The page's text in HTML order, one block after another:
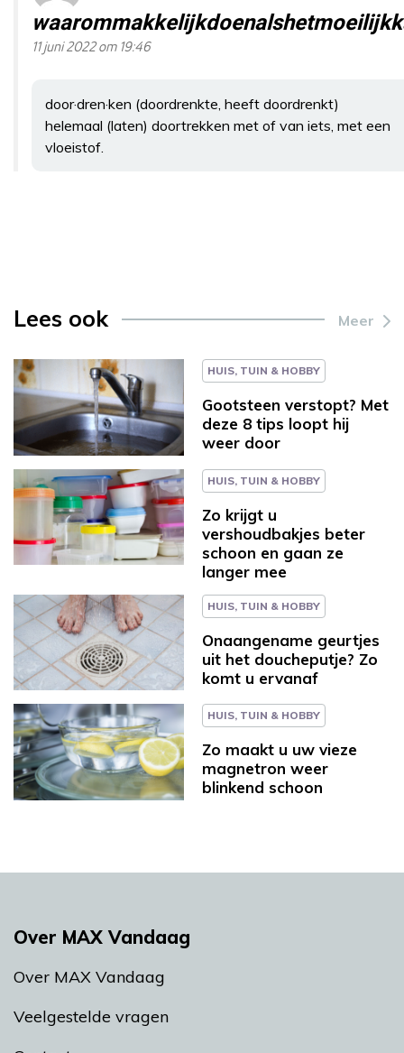
11 juni 2022 om 19:46
door·dren·ken (doordrenkte, heeft doordrenkt)
helemaal (laten) doortrekken met of van iets, met een
vloeistof.
Lees ook Meer
HUIS, TUIN & HOBBY
Gootsteen verstopt? Met
deze 8 tips loopt hij
weer door
HUIS, TUIN & HOBBY
Zo krijgt u
vershoudbakjes beter
schoon en gaan ze
langer mee
HUIS, TUIN & HOBBY
Onaangename geurtjes
uit het doucheputje? Zo
komt u ervanaf
HUIS, TUIN & HOBBY
Zo maakt u uw vieze
magnetron weer
blinkend schoon
Over MAX Vandaag
Over MAX Vandaag
Veelgestelde vragen